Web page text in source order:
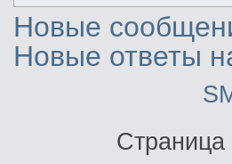
Новые
Новые ответы
Страница